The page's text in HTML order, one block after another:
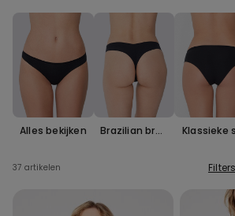
Alles bekijken
Brazilian broe
Klassieke
37 artikelen